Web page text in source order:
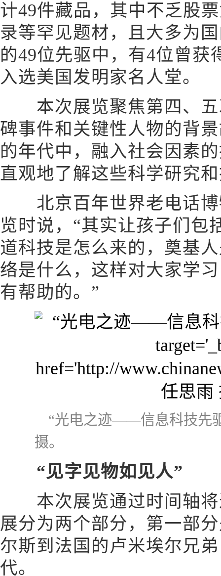
计49件藏品，其中不乏股
录等罕见题材，且大多为
的49位先驱中，有4位曾获
入选美国发明家名人堂。
本次展览聚焦第四、五
碑事件和关键性人物的背
的年代中，融入社会因素
直观地了解这些科学研究
北京百年世界老电话博
览时说，“其实让孩子们包
道科技是怎么来的，奠基
络是什么，这样对大家学
有帮助的。”
“光电之迹——信息科技先
摄。
“见字见物如见人”
本次展览通过时间轴将
展分为两个部分，第一部
尔斯到法国的卢米埃尔兄
代。